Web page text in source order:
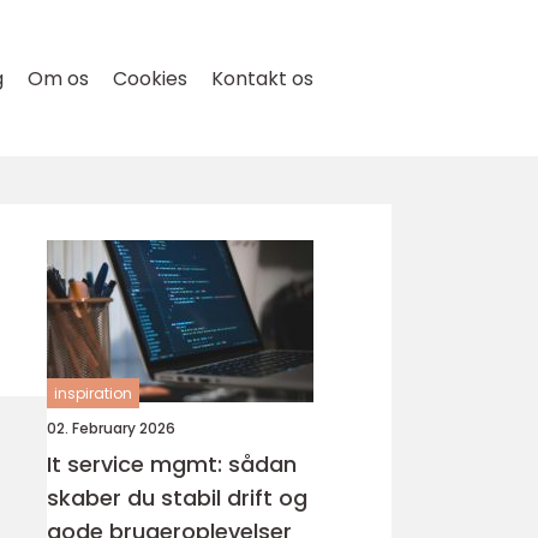
Om os Cookies Kontakt os
inspiration
02. February 2026
It service mgmt: sådan
skaber du stabil drift og
gode brugeroplevelser